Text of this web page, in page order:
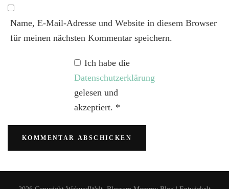
Name, E-Mail-Adresse und Website in diesem Browser
für meinen nächsten Kommentar speichern.
Ich habe die
Datenschutzerklärung
gelesen und
akzeptiert. *